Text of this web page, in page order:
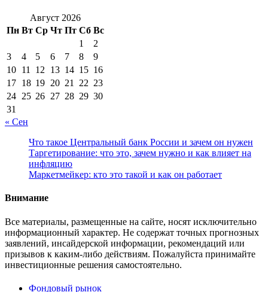
Август 2026
Пн Вт Ср Чт Пт Сб Вс
1
2
3
4 5 6 7 8
9
10 11 12 13 14 15 16
17 18 19 20 21 22 23
24 25 26 27 28 29 30
31
« Сен
Что такое Центральный банк России и зачем он нужен
Таргетирование: что это, зачем нужно и как влияет на
инфляцию
Маркетмейкер: кто это такой и как он работает
Внимание
Все материалы, размещенные на сайте, носят исключительно
информационный характер. Не содержат точных прогнозных
заявлений, инсайдерской информации, рекомендаций или
призывов к каким-либо действиям. Пожалуйста принимайте
инвестиционные решения самостоятельно.
Фондовый рынок